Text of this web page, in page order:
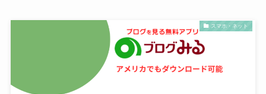
スマホ・ネット